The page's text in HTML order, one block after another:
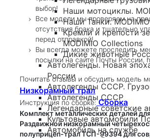
Наши мотоциклы.
Наши Танки. MODIMIO
Кремли и крепости
MODIMIO Collections
Дикие животные
Автолегенды. Новая
России
Автолегенды СССР.
Автолегенды СССР
Легендарные советские
Культовые автомобили
Автомобиль на службе
выбор!
Все модели мы проверяем на
отсутствия брака и тщательно
перед отправкой!
Вы всегда можете проследить
посылки на сайте Почты России,
Почитать отзывы и обсудить модель
Низкорамный трал
Инструкция по сборке:Сборка
Комплект металлических деталей
Раздвижной низкорамный
полуприцеп-трал ТСП-99394 для